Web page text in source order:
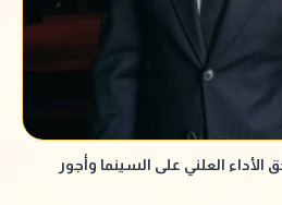
العلني على السينما وأجور